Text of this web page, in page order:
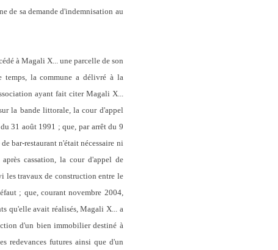
de sa demande d'indemnisation au
à Magali X... une parcelle de son
temps, la commune a délivré à la
ayant fait citer Magali X...
la bande littorale, la cour d'appel
31 août 1991 ; que, par arrêt du 9
bar-restaurant n'était nécessaire ni
cassation, la cour d'appel de
les travaux de construction entre le
; que, courant novembre 2004,
qu'elle avait réalisés, Magali X... a
d'un bien immobilier destiné à
redevances futures ainsi que d'un